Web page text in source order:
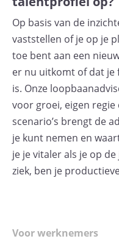
Voor werknemers
Op basis van de
vaststellen of je op je
toe bent aan een
er nu uitkomt of dat je
is. Onze
voor groei, eigen
scenario’s brengt de
je kunt nemen en
je je vitaler als je op
ziek, ben je